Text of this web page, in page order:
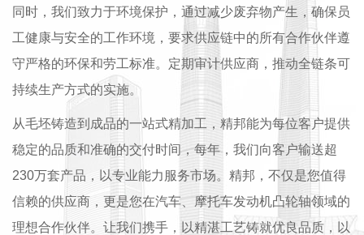
同时，我们致力于环境保护，通过减少废弃物产生，确保员
工健康与安全的工作环境，要求供应链中的所有合作伙伴遵
守严格的环保和劳工标准。定期审计供应商，推动全链条可
持续生产方式的实施。
从毛坯铸造到成品的一站式精加工，精邦能为每位客户提供
稳定的品质和准确的交付时间，每年，我们向客户输送超
230万套产品，以专业能力服务市场。精邦，不仅是您值得
信赖的供应商，更是您在汽车、摩托车发动机凸轮轴领域的
理想合作伙伴。让我们携手，以精湛工艺铸就优良品质，以